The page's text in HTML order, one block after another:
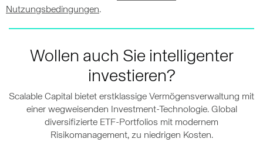
Nutzungsbedingungen.
Wollen auch Sie intelligenter
investieren?
Scalable Capital bietet erstklassige Vermögensverwaltung mit
einer wegweisenden Investment-Technologie. Global
diversifizierte ETF-Portfolios mit modernem
Risikomanagement, zu niedrigen Kosten.